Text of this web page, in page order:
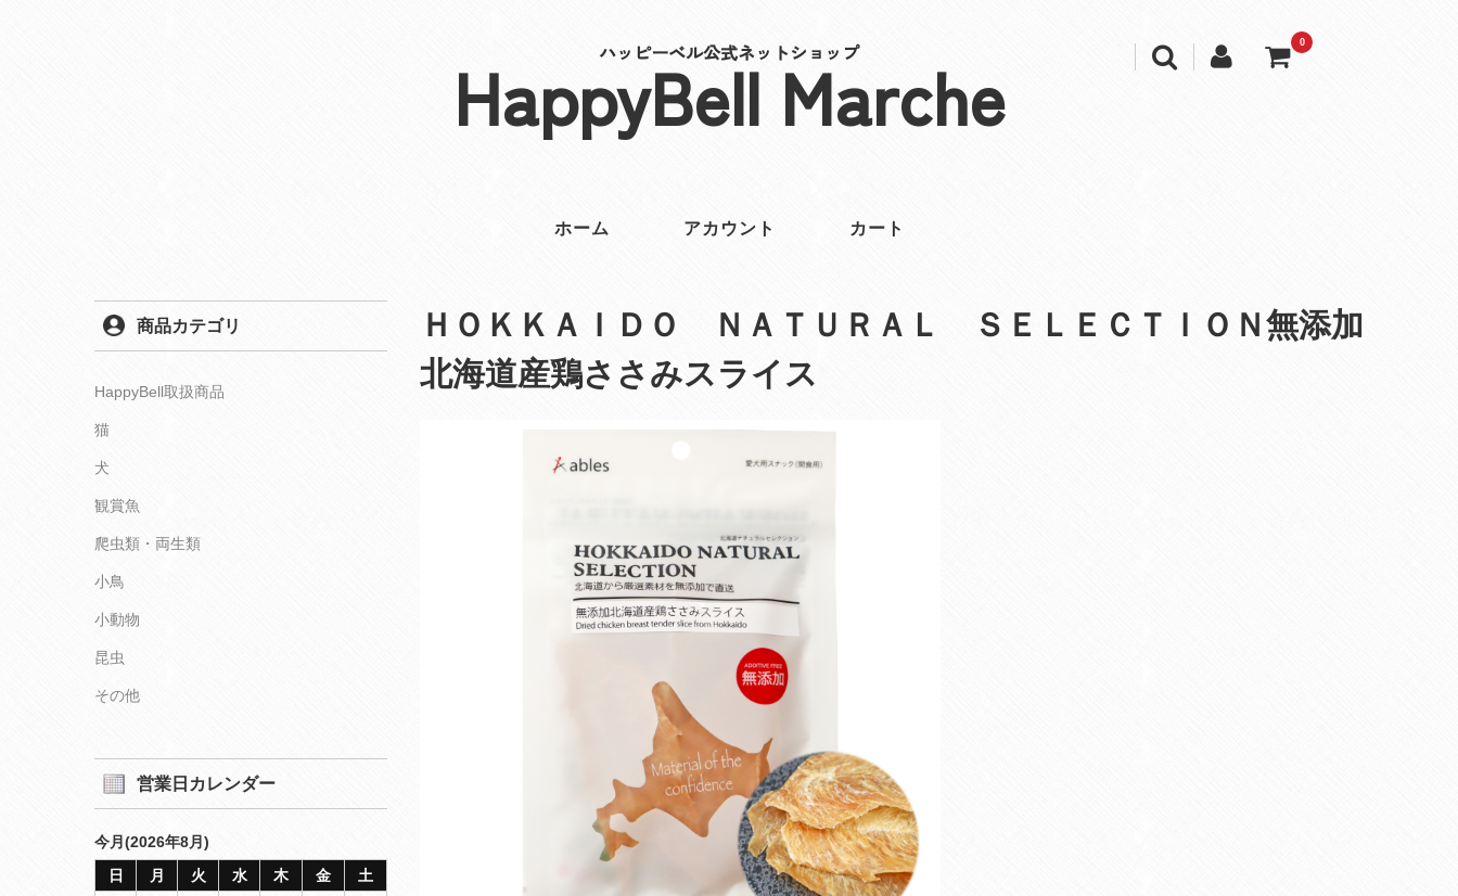
ハッピーベル公式ネットショップ
HappyBell Marche
0
ホーム アカウント カート
ＨＯＫＫＡＩＤＯ ＮＡＴＵＲＡＬ ＳＥＬＥＣＴＩＯＮ無添加
北海道産鶏ささみスライス
商品カテゴリ
HappyBell取扱商品
猫
犬
観賞魚
爬虫類・両生類
小鳥
小動物
昆虫
その他
営業日カレンダー
今月(2026年8月)
日
月 火 水 木 金
土